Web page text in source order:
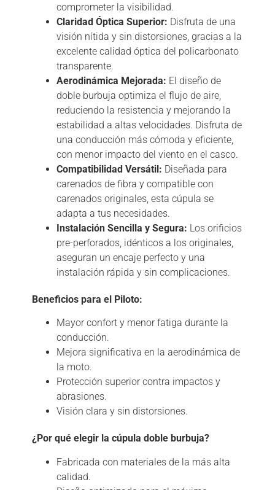
comprometer la visibilidad.
Claridad Óptica Superior: Disfruta de una
visión nítida y sin distorsiones, gracias a la
excelente calidad óptica del policarbonato
transparente.
Aerodinámica Mejorada: El diseño de
doble burbuja optimiza el flujo de aire,
reduciendo la resistencia y mejorando la
estabilidad a altas velocidades. Disfruta de
una conducción más cómoda y eficiente,
con menor impacto del viento en el casco.
Compatibilidad Versátil: Diseñada para
carenados de fibra y compatible con
carenados originales, esta cúpula se
adapta a tus necesidades.
Instalación Sencilla y Segura: Los orificios
pre-perforados, idénticos a los originales,
aseguran un encaje perfecto y una
instalación rápida y sin complicaciones.
Beneficios para el Piloto:
Mayor confort y menor fatiga durante la
conducción.
Mejora significativa en la aerodinámica de
la moto.
Protección superior contra impactos y
abrasiones.
Visión clara y sin distorsiones.
¿Por qué elegir la cúpula doble burbuja?
Fabricada con materiales de la más alta
calidad.